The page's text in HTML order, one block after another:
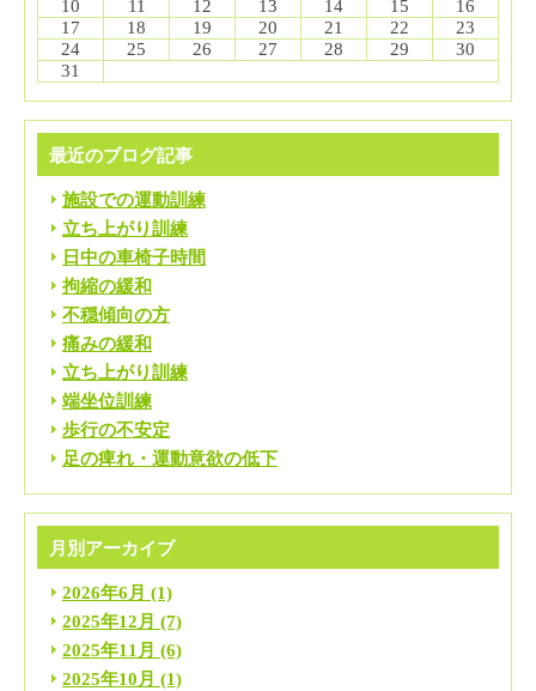
10
11 12 13 14 15
16
17
18 19 20 21 22
23
24
25 26 27 28 29
30
31
最近のブログ記事
施設での運動訓練
立ち上がり訓練
日中の車椅子時間
拘縮の緩和
不穏傾向の方
痛みの緩和
立ち上がり訓練
端坐位訓練
歩行の不安定
足の痺れ・運動意欲の低下
月別アーカイブ
2026年6月 (1)
2025年12月 (7)
2025年11月 (6)
2025年10月 (1)